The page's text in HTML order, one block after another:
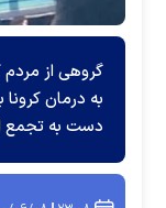
گروهی از مردم
به درمان
دست به تجمع